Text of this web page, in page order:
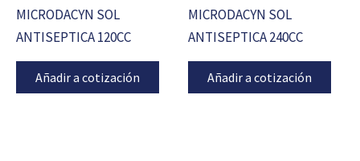
MICRODACYN SOL
ANTISEPTICA 120CC
Añadir a cotización
MICRODACYN SOL
ANTISEPTICA 240CC
Añadir a cotización